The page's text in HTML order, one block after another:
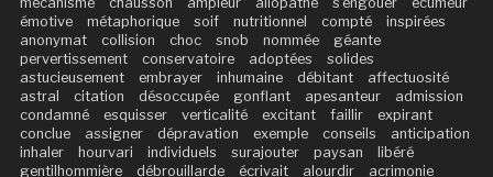
émotive
métaphorique soif nutritionnel compté
inspirées
anonymat
collision choc snob nommée
géante
pervertissement
conservatoire adoptées
solides
astucieusement
embrayer inhumaine débitant
affectuosité
astral
citation désoccupée gonflant apesanteur
admission
condamné
esquisser verticalité excitant faillir
expirant
conclue
assigner dépravation exemple conseils
anticipation
inhaler
hourvari individuels surajouter paysan
libéré
gentilhommière
débrouillarde écrivait alourdir
acrimonie